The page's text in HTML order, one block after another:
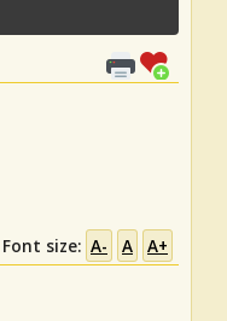
Font size: A- A A+